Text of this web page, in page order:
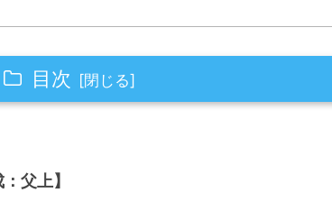
目次
父上】